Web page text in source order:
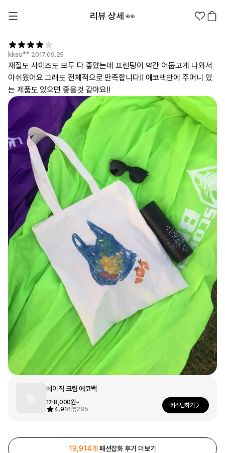
kksu** 2017.09.25
재질도 사이즈도 모두 다 좋았는데 프린팅이 약간 어둡고게 나와서
아쉬웠어요 그래도 전체적으로 만족합니다!! 에코백안에 주머니 있
는 제품도 있으면 좋을것 같아요!!
베이직 크림 에코백
1개8,000원~
4.91리뷰285
커스텀하기
19,914개 패션잡화 후기 더보기
리뷰 상세 👀
대량 주문 기업/웰컴 키트 굿즈 제작 방법
의류
패션잡화
팬굿즈
스티커
지류
문구/오피스
쿠션/패브릭
스포츠
키즈
반려동물
회원가입
의류 카테고리
전체상품 1분컷 티셔츠 티셔츠
셔츠 후드
아우터
핫피/로브
색상